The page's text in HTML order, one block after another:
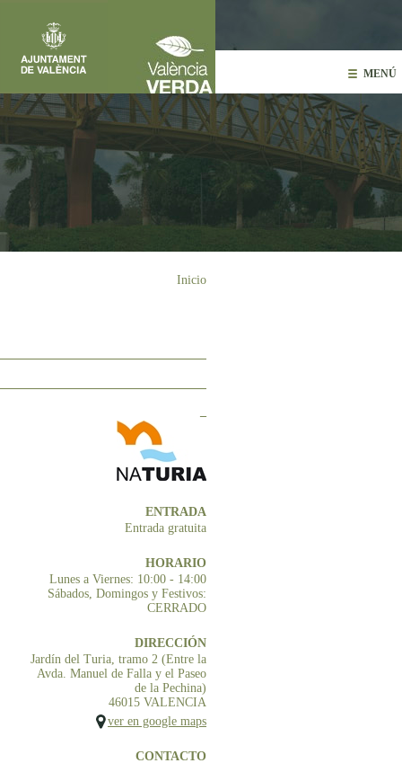
MENÚ
Inicio
ENTRADA
Entrada gratuita
HORARIO
Lunes a Viernes: 10:00 - 14:00
Sábados, Domingos y Festivos:
CERRADO
DIRECCIÓN
Jardín del Turia, tramo 2 (Entre la
Avda. Manuel de Falla y el Paseo
de la Pechina)
46015 VALENCIA
ver en google maps
CONTACTO